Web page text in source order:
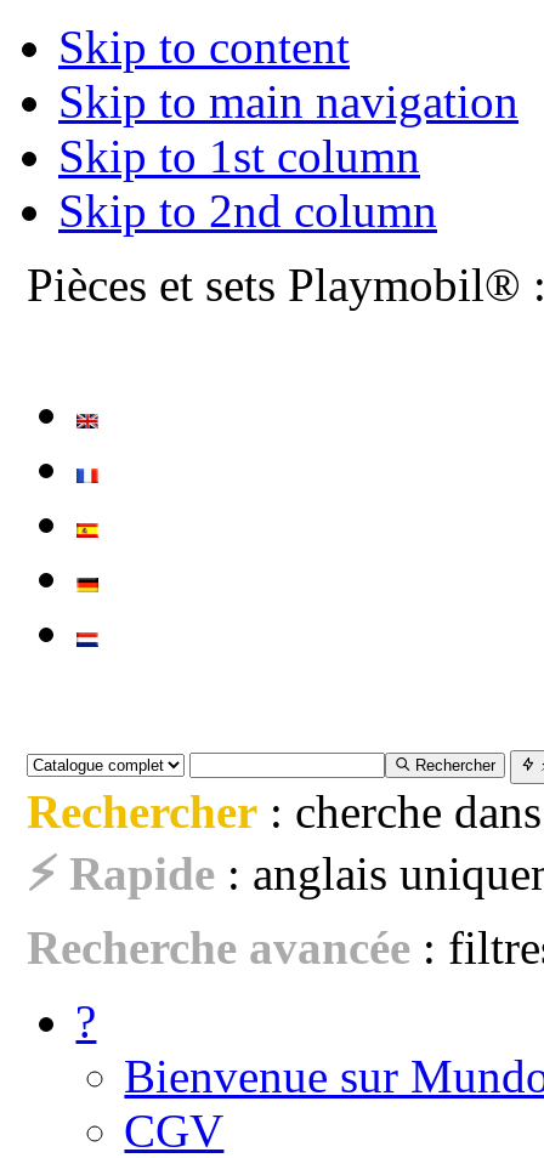
Skip to content
Skip to main navigation
Skip to 1st column
Skip to 2nd column
Pièces et sets Playmobil®
Rechercher
Rechercher : cherche
⚡ Rapide : anglais
Recherche avancée :
?
Bienvenue sur
CGV